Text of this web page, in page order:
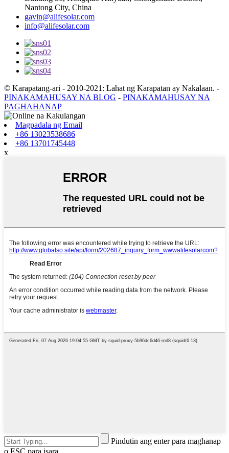
Nantong City, China
gavin@alifesolar.com
info@alifesolar.com
© Karapatang-ari - 2010-2021: Lahat ng Karapatan ay Nakalaan. -
PINAKAMAHUSAY NA BLOG - PINAKAMAHUSAY NA
PAGHAHANAP
Magpadala ng Email
+86 13023538686
+86 13701745448
x
Pindutin ang enter para maghanap
o ESC para isara